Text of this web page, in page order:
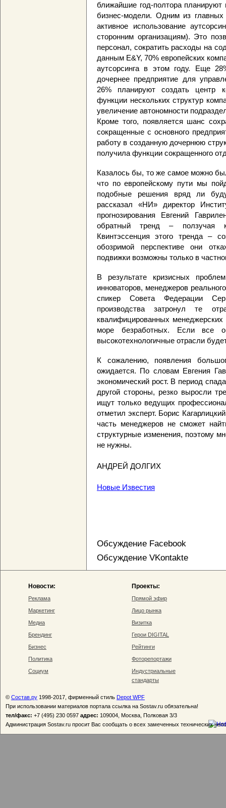
ближайшие год-полтора планируют
бизнес-модели. Одним из главных
активное использование
сторонним организациям). Это
персонал, сократить расходы на
данным E&Y, 70% европейских
аутсорсинга в этом году. Еще
дочернее предприятие для
26% планируют создать центр
функции нескольких структур
увеличение автономности
Кроме того, появляется шанс
сокращенные с основного
работу в созданную дочернюю
получила функции сокращенного
Казалось бы, то же самое можно
что по европейскому пути мы
подобные решения вряд ли
рассказал «НИ» директор
прогнозирования Евгений
обратный тренд – ползучая
Квинтэссенция этого тренда –
обозримой перспективе они
подвижки возможны только в
В результате кризисных
инноваторов, менеджеров
спикер Совета Федерации
производства затронул те
квалифицированных
море безработных. Если все
высокотехнологичные отрасли
К сожалению, появления
ожидается. По словам Евгения
экономический рост. В период
другой стороны, резко выросли
ищут только ведущих
отметил эксперт. Борис
часть менеджеров не сможет
структурные изменения, поэтому
не нужны.
АНДРЕЙ ДОЛГИХ
Новые Известия
Обсуждение Facebook
Обсуждение VKontakte
Новости:
Реклама
Маркетинг
Медиа
Брендинг
Бизнес
Политика
Социум
Проекты:
Прямой эфир
Лицо рынка
Визитка
Герои DIGITAL
Рейтинги
Фоторепортажи
Индустриальные
стандарты
© Состав.ру 1998-2017, фирменный стиль Depot WPF
При использовании материалов портала ссылка на Sostav.ru обязательна!
тел/факс: +7 (495) 230 0597 адрес: 109004, Москва, Полковая 3/3
Администрация Sostav.ru просит Вас сообщать о всех замеченных технических